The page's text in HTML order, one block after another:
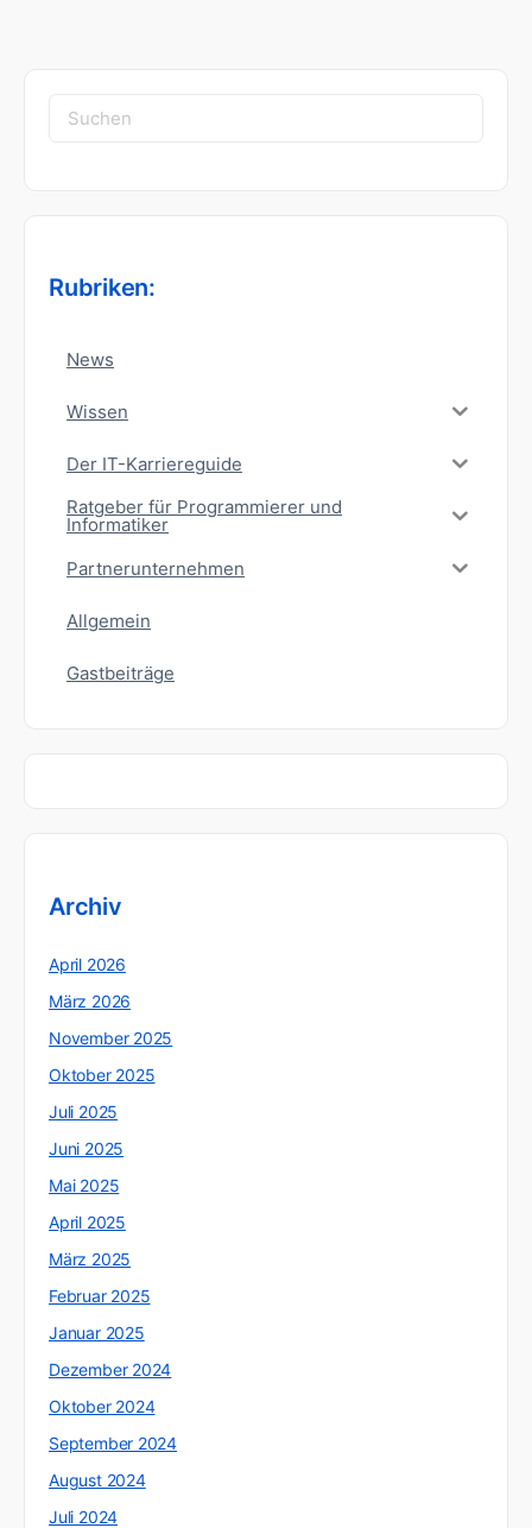
Suchen
nach:
Rubriken:
News
Wissen
Der IT-Karriereguide
Ratgeber für Programmierer und
Informatiker
Partnerunternehmen
Allgemein
Gastbeiträge
Archiv
April 2026
März 2026
November 2025
Oktober 2025
Juli 2025
Juni 2025
Mai 2025
April 2025
März 2025
Februar 2025
Januar 2025
Dezember 2024
Oktober 2024
September 2024
August 2024
Juli 2024